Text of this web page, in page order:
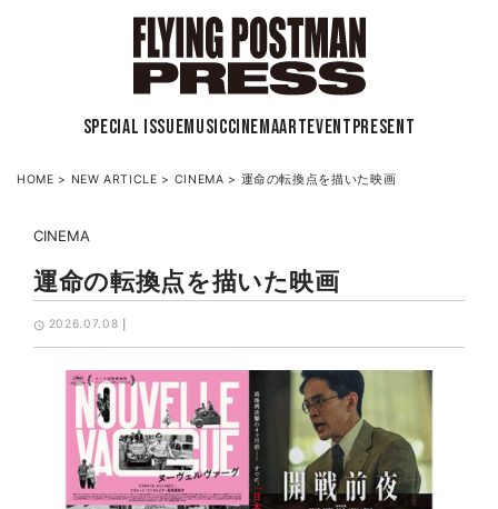
SPECIAL ISSUEMUSICCINEMAARTEVENTPRESENT
HOME > NEW ARTICLE > CINEMA > 運命の転換点を描いた映画
CINEMA
運命の転換点を描いた映画
2026.07.08